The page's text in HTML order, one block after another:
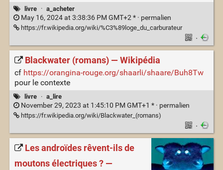
livre · a_acheter
May 16, 2024 at 3:38:36 PM GMT+2 * · permalien
https://fr.wikipedia.org/wiki/%C3%89loge_du_carburateur
·
Blackwater (romans) — Wikipédia
cf https://orangina-rouge.org/shaarli/shaare/Buh8Tw
pour le contexte
livre · a_lire
November 29, 2023 at 1:45:10 PM GMT+1 * · permalien
https://fr.wikipedia.org/wiki/Blackwater_(romans)
·
Les androïdes rêvent-ils de
moutons électriques ? —